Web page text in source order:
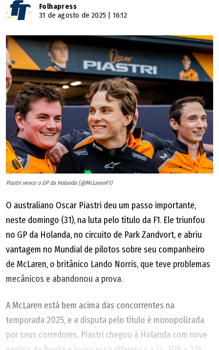
Folhapress
31 de agosto de 2025 | 16:12
Piastri vence o GP da Holanda (@McLarenF1)
O australiano Oscar Piastri deu um passo importante,
neste domingo (31), na luta pelo título da F1. Ele triunfou
no GP da Holanda, no circuito de Park Zandvort, e abriu
vantagem no Mundial de pilotos sobre seu companheiro
de McLaren, o britânico Lando Norris, que teve problemas
mecânicos e abandonou a prova.
A McLaren está bem acima das concorrentes na
temporada 2025, e a disputa pelo título é monopolizada
por seus corredores. Piastri chegou à Holanda com nove